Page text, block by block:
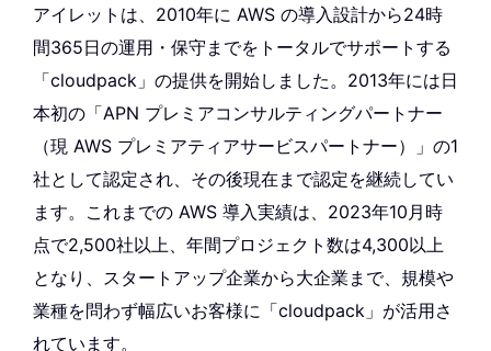
アイレットは、2010年に AWS の導入設計から24時
間365日の運用・保守までをトータルでサポートする
「cloudpack」の提供を開始しました。2013年には日
本初の「APN プレミアコンサルティングパートナー
（現 AWS プレミアティアサービスパートナー）」の1
社として認定され、その後現在まで認定を継続してい
ます。これまでの AWS 導入実績は、2023年10月時
点で2,500社以上、年間プロジェクト数は4,300以上
となり、スタートアップ企業から大企業まで、規模や
業種を問わず幅広いお客様に「cloudpack」が活用さ
れています。